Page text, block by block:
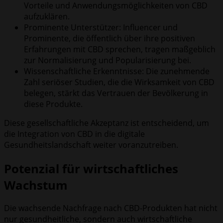
Vorteile und Anwendungsmöglichkeiten von CBD
aufzuklären.
Prominente Unterstützer: Influencer und
Prominente, die öffentlich über ihre positiven
Erfahrungen mit CBD sprechen, tragen maßgeblich
zur Normalisierung und Popularisierung bei.
Wissenschaftliche Erkenntnisse: Die zunehmende
Zahl seriöser Studien, die die Wirksamkeit von CBD
belegen, stärkt das Vertrauen der Bevölkerung in
diese Produkte.
Diese gesellschaftliche Akzeptanz ist entscheidend, um
die Integration von CBD in die digitale
Gesundheitslandschaft weiter voranzutreiben.
Potenzial für wirtschaftliches
Wachstum
Die wachsende Nachfrage nach CBD-Produkten hat nicht
nur gesundheitliche, sondern auch wirtschaftliche